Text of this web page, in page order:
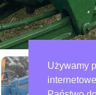
Używamy